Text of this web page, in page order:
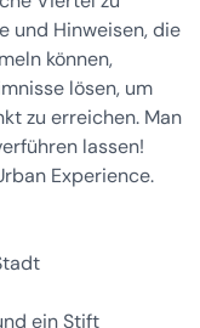
und Hinweisen, die
können,
lösen, um
zu erreichen. Man
lassen!
Experience.
ein Stift